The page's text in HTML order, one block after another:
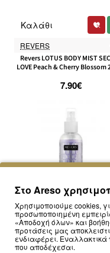
REVERS
Revers LOTUS BODY MIST
LOVE Peach & Cherry Blossom
7.90€
Καλάθι
REVERS
Εξαντλήθηκε
Στο Areso
Χρησιμοποιούμε cookies,
προσωποποιημένη
«Αποδοχή όλων» και
προτάσεις μας
ενδιαφέρει.
που αποδέχεσαι.